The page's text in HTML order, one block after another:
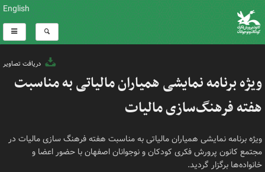
English
دریافت تصاویر
ویژه برنامه نمایشی همیاران مالیاتی به مناسبت
هفته فرهنگ‌سازی مالیات
ویژه برنامه نمایشی همیاران مالیاتی به مناسبت هفته فرهنگ سازی مالیات در
مجتمع کانون پرورش فکری کودکان و نوجوانان اصفهان با حضور اعضا و
خانواده‌ها برگزار گردید.